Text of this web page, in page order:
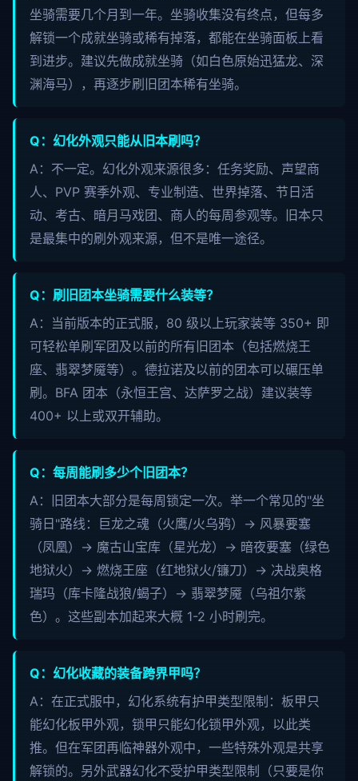
坐骑需要几个月到一年。坐骑收集没有终点，但每多
解锁一个成就坐骑或稀有掉落，都能在坐骑面板上看
到进步。建议先做成就坐骑（如白色原始迅猛龙、深
渊海马），再逐步刷旧团本稀有坐骑。
Q：幻化外观只能从旧本刷吗？
A：不一定。幻化外观来源很多：任务奖励、声望商
人、PVP 赛季外观、专业制造、世界掉落、节日活
动、考古、暗月马戏团、商人的每周参观等。旧本只
是最集中的刷外观来源，但不是唯一途径。
Q：刷旧团本坐骑需要什么装等？
A：当前版本的正式服，80 级以上玩家装等 350+ 即
可轻松单刷军团及以前的所有旧团本（包括燃烧王
座、翡翠梦魇等）。德拉诺及以前的团本可以碾压单
刷。BFA 团本（永恒王宫、达萨罗之战）建议装等
400+ 以上或双开辅助。
Q：每周能刷多少个旧团本？
A：旧团本大部分是每周锁定一次。举一个常见的"坐
骑日"路线：巨龙之魂（火鹰/火乌鸦）→ 风暴要塞
（凤凰）→ 魔古山宝库（星光龙）→ 暗夜要塞（绿色
地狱火）→ 燃烧王座（红地狱火/镰刀）→ 决战奥格
瑞玛（库卡隆战狼/蝎子）→ 翡翠梦魇（乌祖尔紫
色）。这些副本加起来大概 1-2 小时刷完。
Q：幻化收藏的装备跨界甲吗？
A：在正式服中，幻化系统有护甲类型限制：板甲只
能幻化板甲外观，锁甲只能幻化锁甲外观，以此类
推。但在军团再临神器外观中，一些特殊外观是共享
解锁的。另外武器幻化不受护甲类型限制（只要是你